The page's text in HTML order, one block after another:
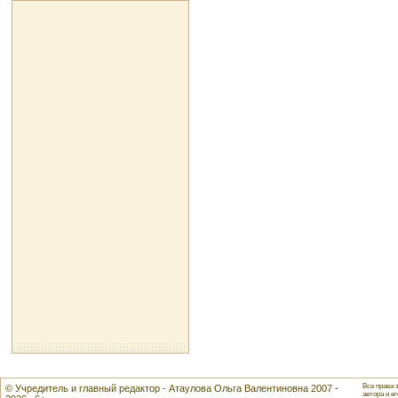
© Учредитель и главный редактор - Атаулова Ольга Валентиновна 2007 -
Все права
автора и